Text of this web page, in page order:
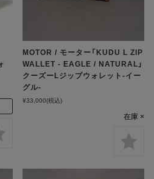
MOTOR / モーター「KUDU L ZIP
WALLET - EAGLE / NATURAL」
クーズーLジップウォレット-イー
グル-
¥33,000(税込)
在庫 ×